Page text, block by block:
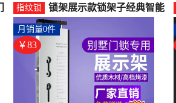
指纹锁
锁架展示款锁架子经典智能
门架加高锁防盗门加长指纹
别-指纹锁(朱掌柜旗舰店仅
售82.8元)
￥83
月销量0件